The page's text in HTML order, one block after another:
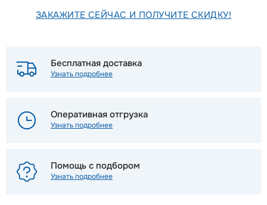
ЗАКАЖИТЕ СЕЙЧАС И ПОЛУЧИТЕ СКИДКУ!
Бесплатная доставка
Узнать подробнее
Оперативная отгрузка
Узнать подробнее
Помощь с подбором
Узнать подробнее